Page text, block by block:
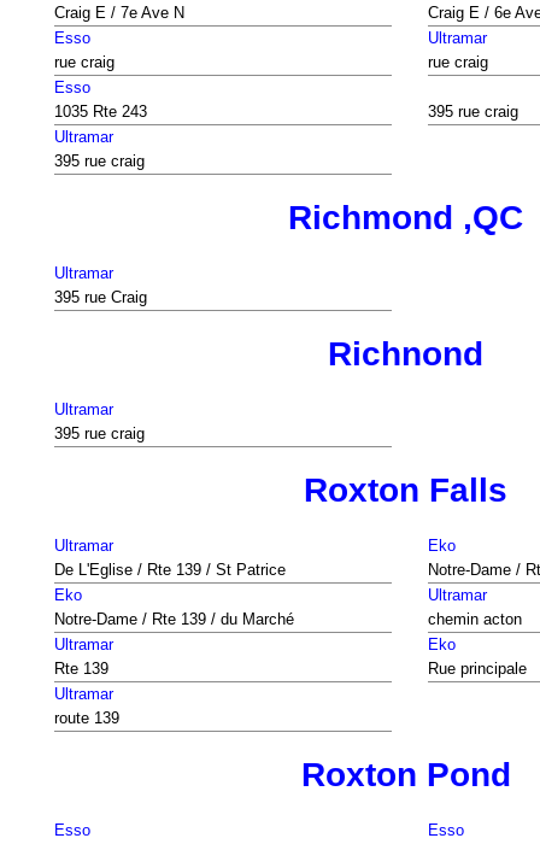
Craig E / 7e Ave N
Craig E / 6e
Esso
rue craig
Ultramar
rue craig
Esso
1035 Rte 243
395 rue craig
Ultramar
395 rue craig
Richmond ,QC
Ultramar
395 rue Craig
Richnond
Ultramar
395 rue craig
Roxton Falls
Ultramar
De L'Eglise / Rte 139 / St Patrice
Eko
Notre-Dame /
Eko
Notre-Dame / Rte 139 / du Marché
Ultramar
chemin acton
Ultramar
Rte 139
Eko
Rue principale
Ultramar
route 139
Roxton Pond
Esso Esso